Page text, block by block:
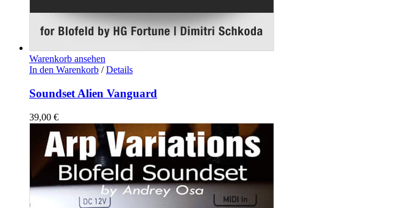
Warenkorb ansehen
In den Warenkorb / Details
Soundset Alien Vanguard
39,00 €